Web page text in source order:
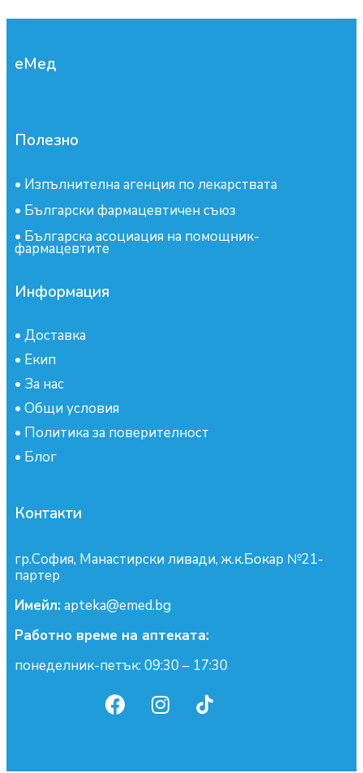
еМед
Полезно
• Изпълнителна агенция по лекарствата
• Български фармацевтичен съюз
• Българска асоциация на помощник-
фармацевтите
Информация
• Доставка
• Екип
• За нас
• Общи условия
• Политика за поверителност
• Блог
Контакти
гр.София, Манастирски ливади, ж.к.Бокар №21-
партер
Имейл:apteka@emed.bg
Работно време на аптеката:
понеделник-петък: 09:30 – 17:30